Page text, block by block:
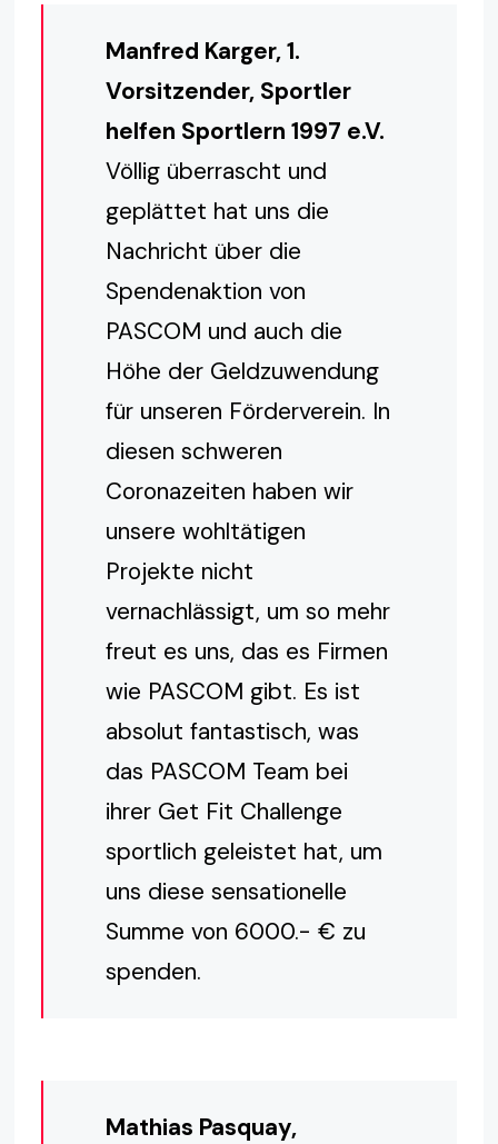
Manfred Karger, 1.
Vorsitzender, Sportler
helfen Sportlern 1997 e.V.
Völlig überrascht und
geplättet hat uns die
Nachricht über die
Spendenaktion von
PASCOM und auch die
Höhe der Geldzuwendung
für unseren Förderverein. In
diesen schweren
Coronazeiten haben wir
unsere wohltätigen
Projekte nicht
vernachlässigt, um so mehr
freut es uns, das es Firmen
wie PASCOM gibt. Es ist
absolut fantastisch, was
das PASCOM Team bei
ihrer Get Fit Challenge
sportlich geleistet hat, um
uns diese sensationelle
Summe von 6000.- € zu
spenden.
Mathias Pasquay,